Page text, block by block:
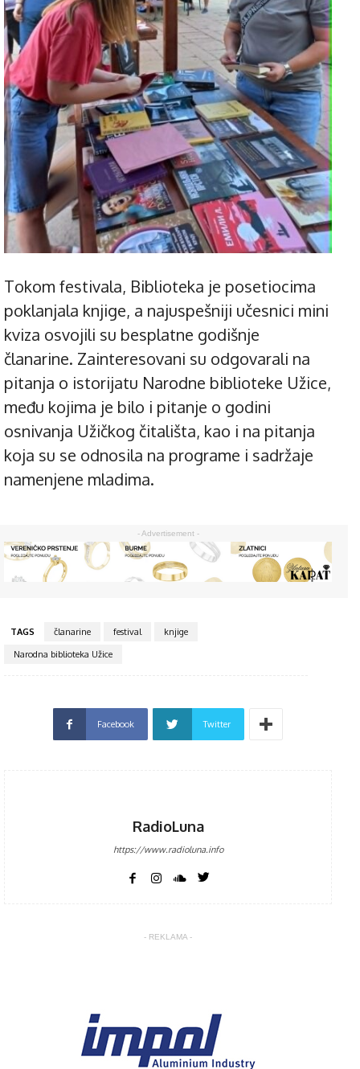
Tokom festivala, Biblioteka je posetiocima
poklanjala knjige, a najuspešniji učesnici mini
kviza osvojili su besplatne godišnje
članarine. Zainteresovani su odgovarali na
pitanja o istorijatu Narodne biblioteke Užice,
među kojima je bilo i pitanje o godini
osnivanja Užičkog čitališta, kao i na pitanja
koja su se odnosila na programe i sadržaje
namenjene mladima.
- Advertisement -
TAGS članarine festival
knjige
Narodna biblioteka Užice
Facebook Twitter
RadioLuna
https://www.radioluna.info
- REKLAMA -